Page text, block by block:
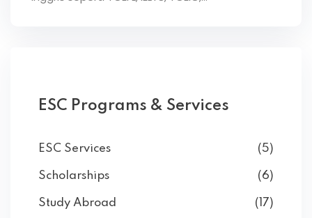
ESC Programs & Services
ESC Services (5)
Scholarships (6)
Study Abroad (17)